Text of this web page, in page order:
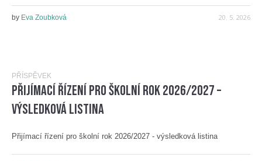
20. 5. 2026
by Eva Zoubková
PŘÍSPĚVEK
Přijímací řízení pro školní rok 2026/2027 –
výsledková listina
Přijímací řízení pro školní rok 2026/2027 - výsledková listina